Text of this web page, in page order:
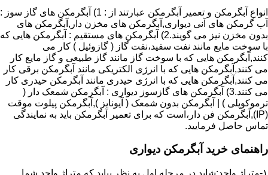
انواع آبگرمکن و تعمیر آبگرمکن عبارتند از : 1) آبگرمکن های گاز سوز :
آب گرمکن های آنی دیواری,آبگرمکن های مخزن دار,آبگرمکن های
بدون مخزن نیز می گویند.2) آبگرمکن های مستقیم : آبگرمکن هایی که
با سوخت مایع مانند نفت سفید،نفت گاز ( گازوئیل ) کار می
کنند,آبگرمکن هایی که با سوخت گاز مانند گاز طبیعی و گاز مایع کار
می کنند,آبگرمکن هایی که با انرژی الکتریکی مانند آبگرمکن برقی کار
می کنند,آبگرمکن هایی که با انرژی حیدری مانند آبگرمکن حیدری کار
می کنند.3) آبگرمکن های گازسوز دیواری : آبگرمکن شمعک دار (
ترموکوپلی ) | آبگرمکن بدون شمعک ( آیونایز ),آبگرمکن پیلوت موقت
(IP),آبگرمکن فن دار،است که برای تعمیر آبگرمکن باید به نمایندگی
تماس حاصل فرمایید.
راهنمای خرید آبگرمکن دیواری
۱-متراژ واحد:شاید در مرحله اول به نظر بیاید که متراژ واحد شما